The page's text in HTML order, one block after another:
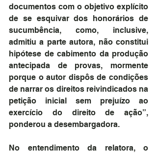
documentos com o objetivo explícito
de se esquivar dos honorários de
sucumbência, como, inclusive,
admitiu a parte autora, não constitui
hipótese de cabimento da produção
antecipada de provas, mormente
porque o autor dispôs de condições
de narrar os direitos reivindicados na
petição inicial sem prejuízo ao
exercício do direito de ação”,
ponderou a desembargadora.
No entendimento da relatora, o